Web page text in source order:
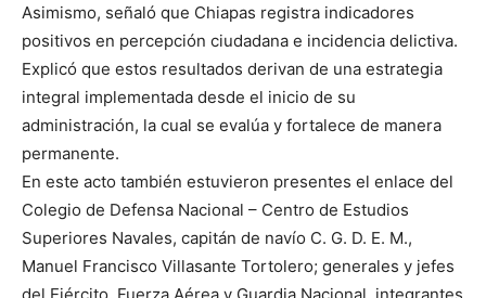
Asimismo, señaló que Chiapas registra indicadores
positivos en percepción ciudadana e incidencia delictiva.
Explicó que estos resultados derivan de una estrategia
integral implementada desde el inicio de su
administración, la cual se evalúa y fortalece de manera
permanente.
En este acto también estuvieron presentes el enlace del
Colegio de Defensa Nacional – Centro de Estudios
Superiores Navales, capitán de navío C. G. D. E. M.,
Manuel Francisco Villasante Tortolero; generales y jefes